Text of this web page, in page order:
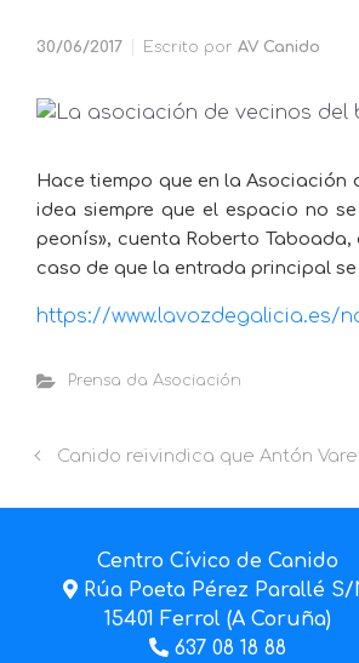
30/06/2017 Escrito por AV Canido
Hace tiempo que en la Asociación
idea siempre que el espacio no
peonís», cuenta Roberto
caso de que la entrada principal
https://www.lavozdegalicia.es/
Prensa da Asociación
Canido reivindica que Antón
Centro Cívico de Canido
Rúa Poeta Pérez Parallé S/
15401 Ferrol (A Coruña)
637 08 18 88